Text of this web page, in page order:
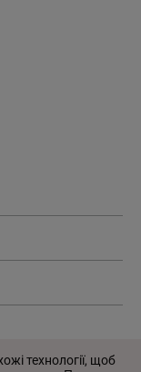
технології, щоб